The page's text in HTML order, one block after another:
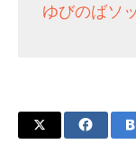
ゆびのばソ